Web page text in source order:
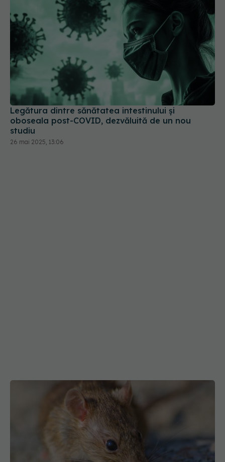
Legătura dintre sănătatea intestinului și
oboseala post-COVID, dezvăluită de un nou
studiu
26 mai 2025, 13:06